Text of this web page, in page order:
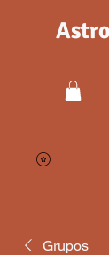
Grupos